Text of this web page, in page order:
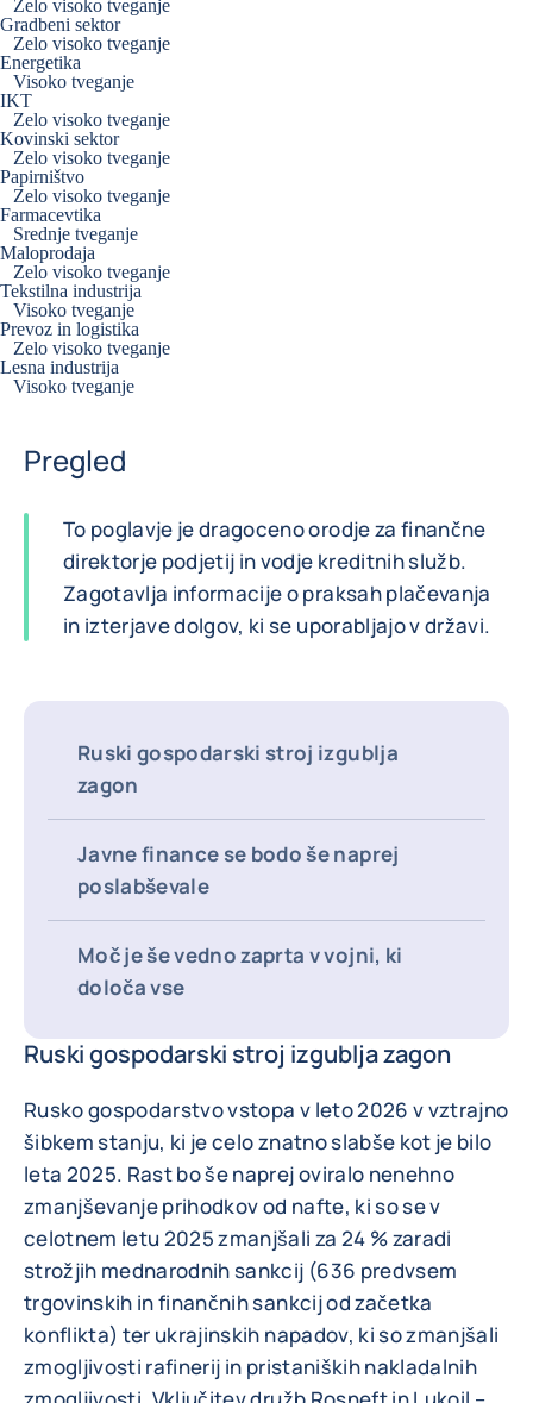
Zelo visoko tveganje
Gradbeni sektor
Zelo visoko tveganje
Energetika
Visoko tveganje
IKT
Zelo visoko tveganje
Kovinski sektor
Zelo visoko tveganje
Papirništvo
Zelo visoko tveganje
Farmacevtika
Srednje tveganje
Maloprodaja
Zelo visoko tveganje
Tekstilna industrija
Visoko tveganje
Prevoz in logistika
Zelo visoko tveganje
Lesna industrija
Visoko tveganje
Pregled
To poglavje je dragoceno orodje za finančne
direktorje podjetij in vodje kreditnih služb.
Zagotavlja informacije o praksah plačevanja
in izterjave dolgov, ki se uporabljajo v državi.
Ruski gospodarski stroj izgublja
zagon
Javne finance se bodo še naprej
poslabševale
Moč je še vedno zaprta v vojni, ki
določa vse
Ruski gospodarski stroj izgublja zagon
Rusko gospodarstvo vstopa v leto 2026 v vztrajno
šibkem stanju, ki je celo znatno slabše kot je bilo
leta 2025. Rast bo še naprej oviralo nenehno
zmanjševanje prihodkov od nafte, ki so se v
celotnem letu 2025 zmanjšali za 24 % zaradi
strožjih mednarodnih sankcij (636 predvsem
trgovinskih in finančnih sankcij od začetka
konflikta) ter ukrajinskih napadov, ki so zmanjšali
zmogljivosti rafinerij in pristaniških nakladalnih